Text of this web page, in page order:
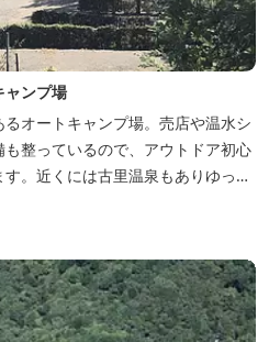
ャンプ場
オートキャンプ場。売店や温水シ
整っているので、アウトドア初心
。近くには古里温泉もありゆっく